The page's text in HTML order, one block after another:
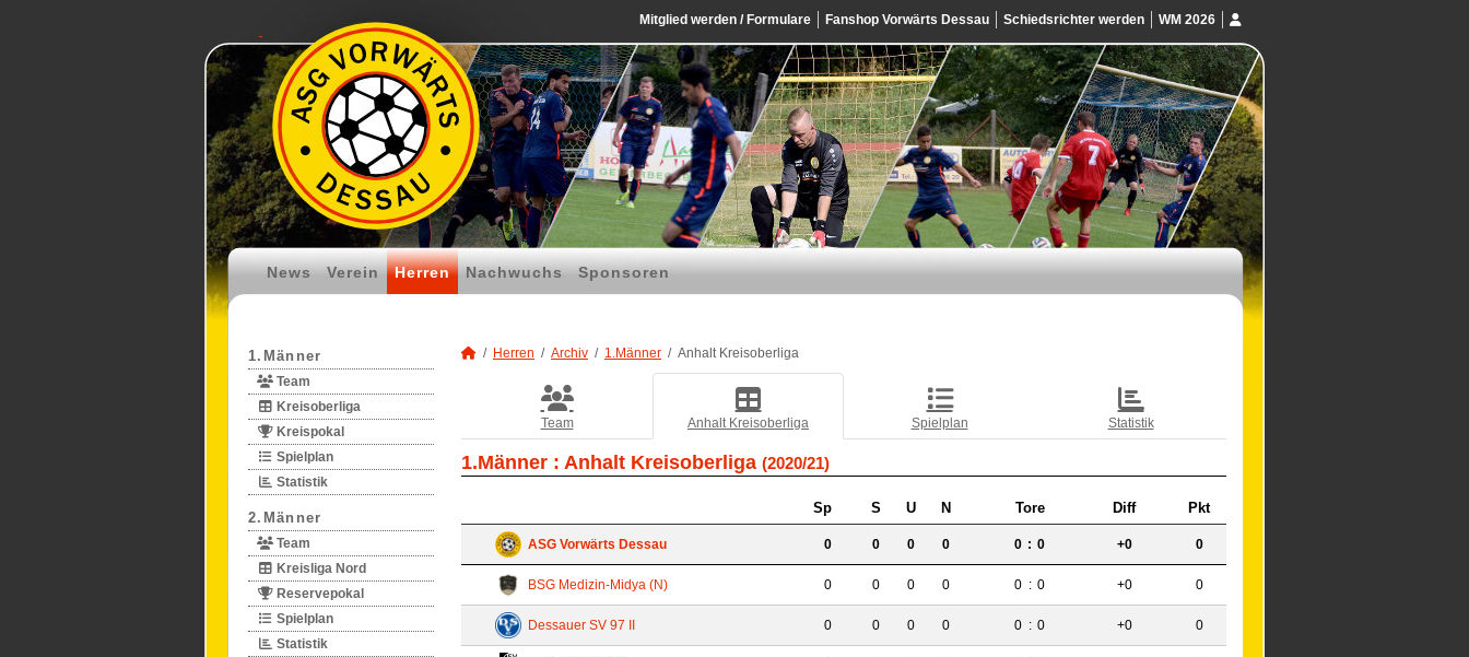
Mitglied werden / Formulare Fanshop Vorwärts Dessau Schiedsrichter werden WM 2026
News Verein Herren Nachwuchs Sponsoren
1.Männer
Team
Kreisoberliga
Kreispokal
Spielplan
Statistik
2.Männer
Team
Kreisliga Nord
Reservepokal
Spielplan
Statistik
Herren Archiv 1.Männer Anhalt Kreisoberliga
Team Anhalt Kreisoberliga Spielplan Statistik
1.Männer : Anhalt Kreisoberliga (2020/21)
Sp S U N Tore Diff Pkt
ASG Vorwärts Dessau 0 0 0 0 0 : 0 +0 0
BSG Medizin-Midya (N) 0 0 0 0 0 : 0 +0 0
Dessauer SV 97 II 0 0 0 0 0 : 0 +0 0